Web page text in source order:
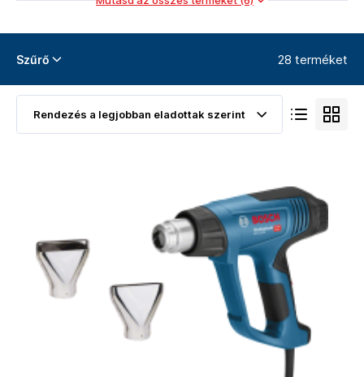
Szűrő 28 terméket